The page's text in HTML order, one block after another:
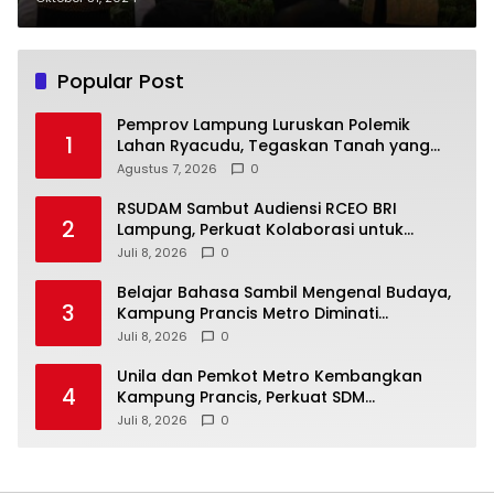
Provinsi Lampung
Popular Post
1
Pemprov Lampung Luruskan Polemik
Lahan Ryacudu, Tegaskan Tanah yang
Dipersoalkan Bukan Aset Provinsi
Agustus 7, 2026 0
2
RSUDAM Sambut Audiensi RCEO BRI
Lampung, Perkuat Kolaborasi untuk
Pengembangan Layanan dan SDM
Juli 8, 2026 0
3
Belajar Bahasa Sambil Mengenal Budaya,
Kampung Prancis Metro Diminati
Masyarakat
Juli 8, 2026 0
4
Unila dan Pemkot Metro Kembangkan
Kampung Prancis, Perkuat SDM
Berwawasan Internasional
Juli 8, 2026 0